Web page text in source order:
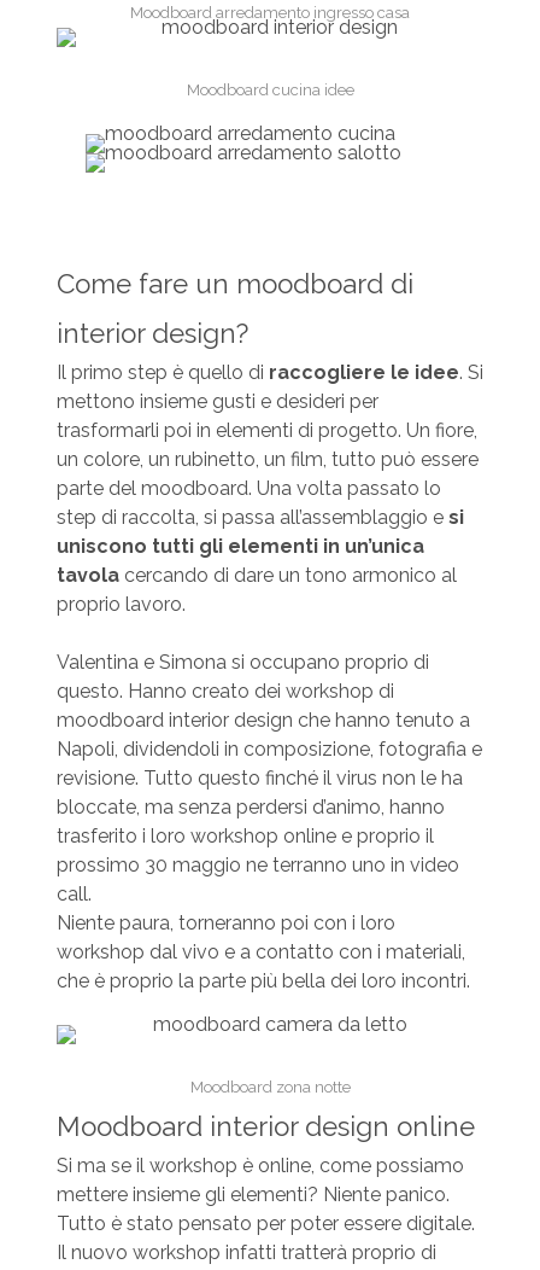
Moodboard arredamento ingresso casa
Moodboard cucina idee
Come fare un moodboard di
interior design?
Il primo step è quello di raccogliere le idee. Si
mettono insieme gusti e desideri per
trasformarli poi in elementi di progetto. Un fiore,
un colore, un rubinetto, un film, tutto può essere
parte del moodboard. Una volta passato lo
step di raccolta, si passa all’assemblaggio e si
uniscono tutti gli elementi in un’unica
tavolacercando di dare un tono armonico al
proprio lavoro.
Valentina e Simona si occupano proprio di
questo. Hanno creato dei workshop di
moodboard interior design che hanno tenuto a
Napoli, dividendoli in composizione, fotografia e
revisione. Tutto questo finché il virus non le ha
bloccate, ma senza perdersi d’animo, hanno
trasferito i loro workshop online e proprio il
prossimo 30 maggio ne terranno uno in video
call.
Niente paura, torneranno poi con i loro
workshop dal vivo e a contatto con i materiali,
che è proprio la parte più bella dei loro incontri.
Moodboard zona notte
Moodboard interior design online
Si ma se il workshop è online, come possiamo
mettere insieme gli elementi? Niente panico.
Tutto è stato pensato per poter essere digitale.
Il nuovo workshop infatti tratterà proprio di